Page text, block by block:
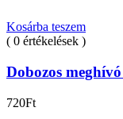
Kosárba teszem
( 0 értékelések )
Dobozos
720Ft